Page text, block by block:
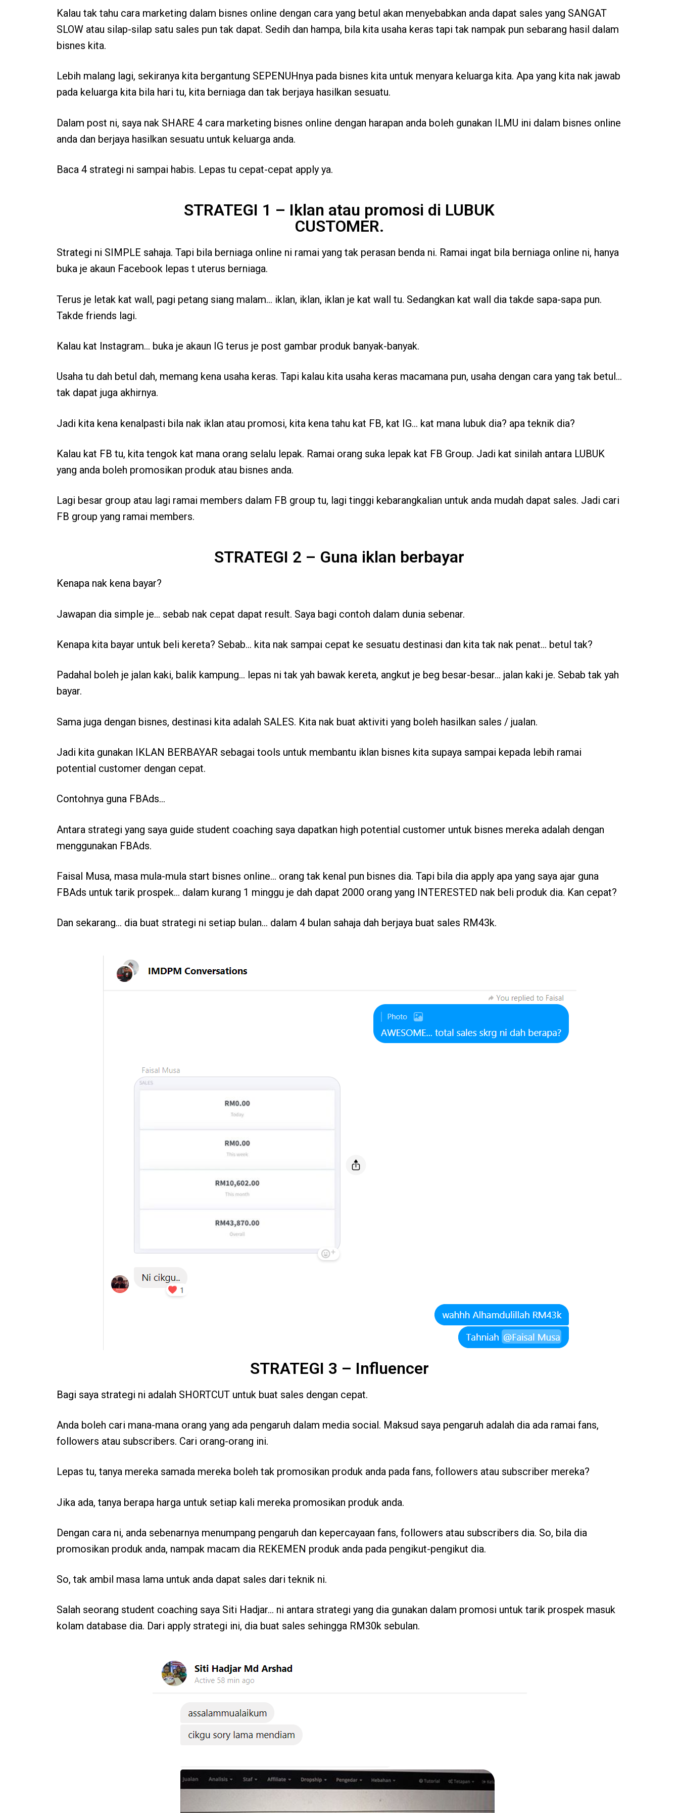
Kalau tak tahu cara marketing dalam bisnes online dengan cara yang betul akan menyebabkan anda dapat sales yang SANGAT
SLOW atau silap-silap satu sales pun tak dapat. Sedih dan hampa, bila kita usaha keras tapi tak nampak pun sebarang hasil dalam
bisnes kita.
Lebih malang lagi, sekiranya kita bergantung SEPENUHnya pada bisnes kita untuk menyara keluarga kita. Apa yang kita nak jawab
pada keluarga kita bila hari tu, kita berniaga dan tak berjaya hasilkan sesuatu.
Dalam post ni, saya nak SHARE 4 cara marketing bisnes online dengan harapan anda boleh gunakan ILMU ini dalam bisnes online
anda dan berjaya hasilkan sesuatu untuk keluarga anda.
Baca 4 strategi ni sampai habis. Lepas tu cepat-cepat apply ya.
STRATEGI 1 – Iklan atau promosi di LUBUK
CUSTOMER.
Strategi ni SIMPLE sahaja. Tapi bila berniaga online ni ramai yang tak perasan benda ni. Ramai ingat bila berniaga online ni, hanya
buka je akaun Facebook lepas t uterus berniaga.
Terus je letak kat wall, pagi petang siang malam… iklan, iklan, iklan je kat wall tu. Sedangkan kat wall dia takde sapa-sapa pun.
Takde friends lagi.
Kalau kat Instagram… buka je akaun IG terus je post gambar produk banyak-banyak.
Usaha tu dah betul dah, memang kena usaha keras. Tapi kalau kita usaha keras macamana pun, usaha dengan cara yang tak betul…
tak dapat juga akhirnya.
Jadi kita kena kenalpasti bila nak iklan atau promosi, kita kena tahu kat FB, kat IG… kat mana lubuk dia? apa teknik dia?
Kalau kat FB tu, kita tengok kat mana orang selalu lepak. Ramai orang suka lepak kat FB Group. Jadi kat sinilah antara LUBUK
yang anda boleh promosikan produk atau bisnes anda.
Lagi besar group atau lagi ramai members dalam FB group tu, lagi tinggi kebarangkalian untuk anda mudah dapat sales. Jadi cari
FB group yang ramai members.
STRATEGI 2 – Guna iklan berbayar
Kenapa nak kena bayar?
Jawapan dia simple je… sebab nak cepat dapat result. Saya bagi contoh dalam dunia sebenar.
Kenapa kita bayar untuk beli kereta? Sebab… kita nak sampai cepat ke sesuatu destinasi dan kita tak nak penat… betul tak?
Padahal boleh je jalan kaki, balik kampung… lepas ni tak yah bawak kereta, angkut je beg besar-besar… jalan kaki je. Sebab tak yah
bayar.
Sama juga dengan bisnes, destinasi kita adalah SALES. Kita nak buat aktiviti yang boleh hasilkan sales / jualan.
Jadi kita gunakan IKLAN BERBAYAR sebagai tools untuk membantu iklan bisnes kita supaya sampai kepada lebih ramai
potential customer dengan cepat.
Contohnya guna FBAds…
Antara strategi yang saya guide student coaching saya dapatkan high potential customer untuk bisnes mereka adalah dengan
menggunakan FBAds.
Faisal Musa, masa mula-mula start bisnes online… orang tak kenal pun bisnes dia. Tapi bila dia apply apa yang saya ajar guna
FBAds untuk tarik prospek… dalam kurang 1 minggu je dah dapat 2000 orang yang INTERESTED nak beli produk dia. Kan cepat?
Dan sekarang… dia buat strategi ni setiap bulan… dalam 4 bulan sahaja dah berjaya buat sales RM43k.
STRATEGI 3 – Influencer
Bagi saya strategi ni adalah SHORTCUT untuk buat sales dengan cepat.
Anda boleh cari mana-mana orang yang ada pengaruh dalam media social. Maksud saya pengaruh adalah dia ada ramai fans,
followers atau subscribers. Cari orang-orang ini.
Lepas tu, tanya mereka samada mereka boleh tak promosikan produk anda pada fans, followers atau subscriber mereka?
Jika ada, tanya berapa harga untuk setiap kali mereka promosikan produk anda.
Dengan cara ni, anda sebenarnya menumpang pengaruh dan kepercayaan fans, followers atau subscribers dia. So, bila dia
promosikan produk anda, nampak macam dia REKEMEN produk anda pada pengikut-pengikut dia.
So, tak ambil masa lama untuk anda dapat sales dari teknik ni.
Salah seorang student coaching saya Siti Hadjar… ni antara strategi yang dia gunakan dalam promosi untuk tarik prospek masuk
kolam database dia. Dari apply strategi ini, dia buat sales sehingga RM30k sebulan.